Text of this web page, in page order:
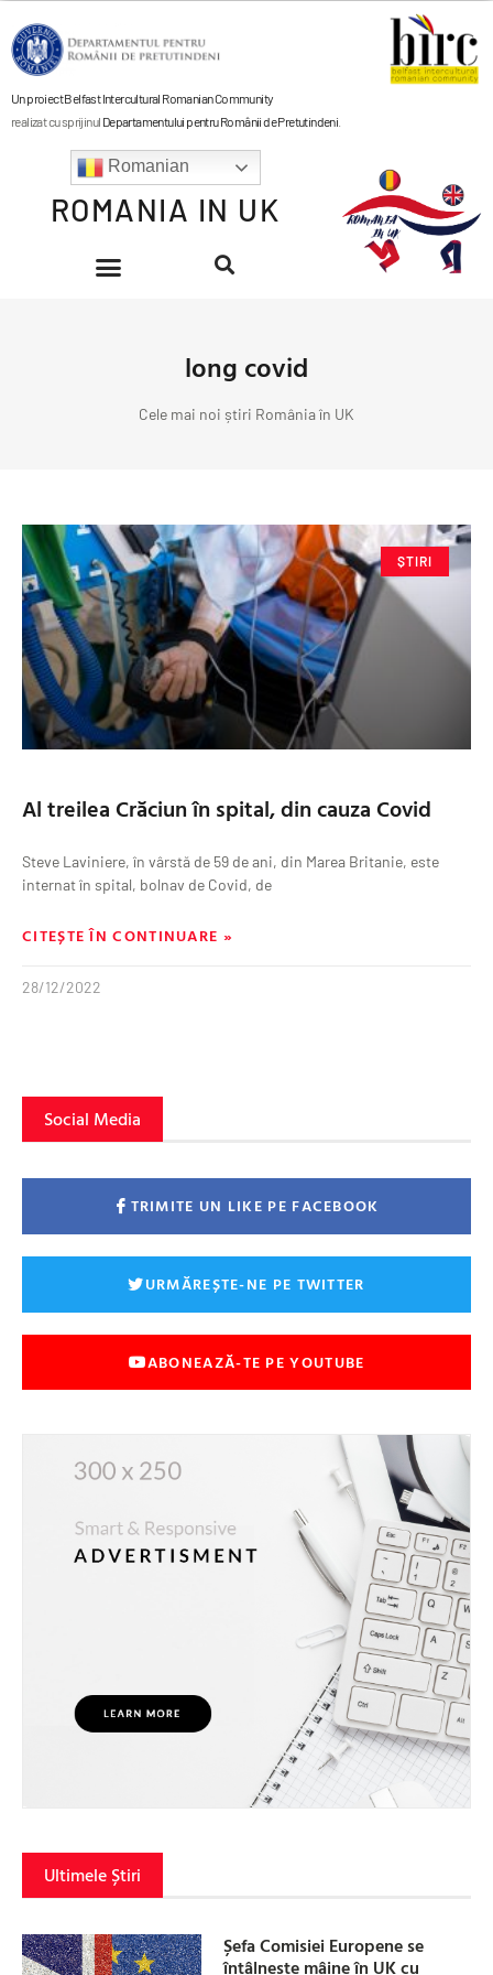
Romanian
ROMANIA IN UK
Un proiect Belfast Intercultural Romanian Community
realizat cu sprijinul Departamentului pentru Românii de Pretutindeni
long covid
Cele mai noi știri România în UK
ȘTIRI
Al treilea Crăciun în spital, din cauza Covid
Steve Laviniere, în vârstă de 59 de ani, din Marea Britanie, este
internat în spital, bolnav de Covid, de
CITEȘTE ÎN CONTINUARE »
28/12/2022
Social Media
TRIMITE UN LIKE PE FACEBOOK
URMĂREȘTE-NE PE TWITTER
ABONEAZĂ-TE PE YOUTUBE
Ultimele Știri
Șefa Comisiei Europene se
întâlnește mâine în UK cu